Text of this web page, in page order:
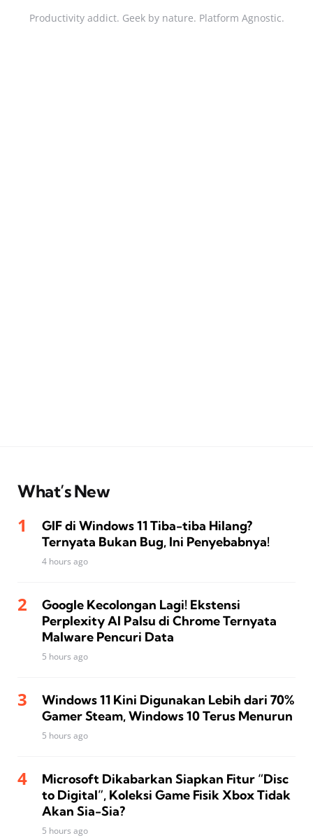
Productivity addict. Geek by nature. Platform Agnostic.
What’s New
GIF di Windows 11 Tiba-tiba Hilang?
Ternyata Bukan Bug, Ini Penyebabnya!
4 hours ago
Google Kecolongan Lagi! Ekstensi
Perplexity AI Palsu di Chrome Ternyata
Malware Pencuri Data
5 hours ago
Windows 11 Kini Digunakan Lebih dari 70%
Gamer Steam, Windows 10 Terus Menurun
5 hours ago
Microsoft Dikabarkan Siapkan Fitur “Disc
to Digital”, Koleksi Game Fisik Xbox Tidak
Akan Sia-Sia?
5 hours ago